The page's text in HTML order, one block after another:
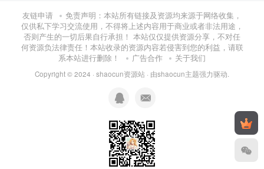
友链申请
免责声明：本站所有链接及资源均来源于网络收集，
仅供私下学习交流使用，不得将上述内容用于商业或者非法用途，
否则产生的一切后果自行承担！ 本站仅仅提供资源分享，不对任
何资源负法律责任！本站收录的资源内容若侵害到您的利益，请联
系本站进行删除！
广告合作 关于我们
Copyright © 2024 · shaocun资源站 · 由shaocun主题强力驱动.